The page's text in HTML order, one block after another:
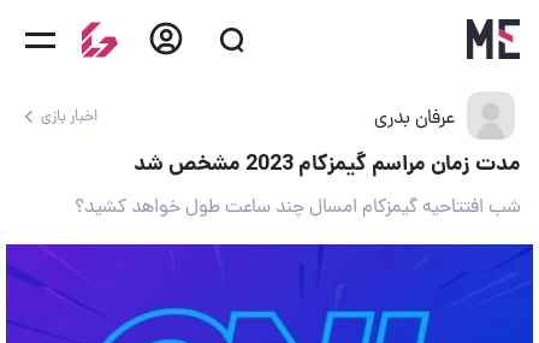
عرفان بدری اخبار بازی
مدت زمان مراسم گیمزکام 2023 مشخص شد
شب افتتاحیه گیمزکام امسال چند ساعت طول خواهد کشید؟